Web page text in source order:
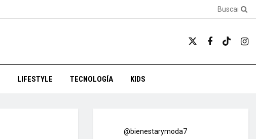
LIFESTYLE TECNOLOGÍA KIDS
@bienestarymoda7